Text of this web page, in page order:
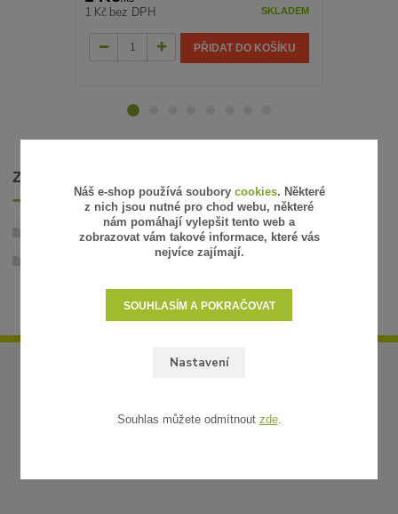
1 Kč bez DPH SKLADEM
PŘIDAT DO KOŠÍKU
ZBOŽÍ ZAŘAZENO V KATEGORIÍCH
Zahradní osvětlení - 12V
Náš e-shop používá soubory cookies. Některé
z nich jsou nutné pro chod webu, některé
nám pomáhají vylepšit tento web a
zobrazovat vám takové informace, které vás
nejvíce zajímají.
Nastavení
SOUHLASÍM A POKRAČOVAT
Souhlas můžete odmítnout zde.